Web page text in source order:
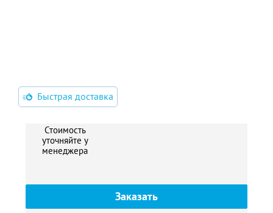
Быстрая доставка
Стоимость
уточняйте у
менеджера
Заказать